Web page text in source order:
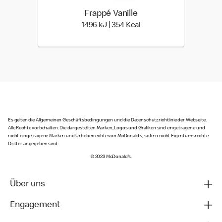
Frappé Vanille
1496 kJ | 354 Kcal
Es gelten die Allgemeinen Geschäftsbedingungen und die Datenschutzrichtlinie der Webseite.
Alle Rechte vorbehalten. Die dargestellten Marken, Logos und Grafiken sind eingetragene und
nicht eingetragene Marken und Urheberrechte von McDonald's, sofern nicht Eigentumsrechte
Dritter angegeben sind.
© 2023 McDonald's.
Über uns
Engagement